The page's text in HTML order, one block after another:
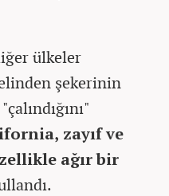
ülkeler
şekerinin
zayıf ve
ağır bir